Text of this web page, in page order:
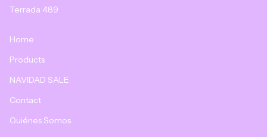
Terrada 489
Home
Products
NAVIDAD SALE
Contact
Quiénes Somos